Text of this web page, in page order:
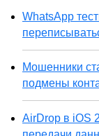
WhatsApp
Мошенники
подмены
AirDrop в iOS